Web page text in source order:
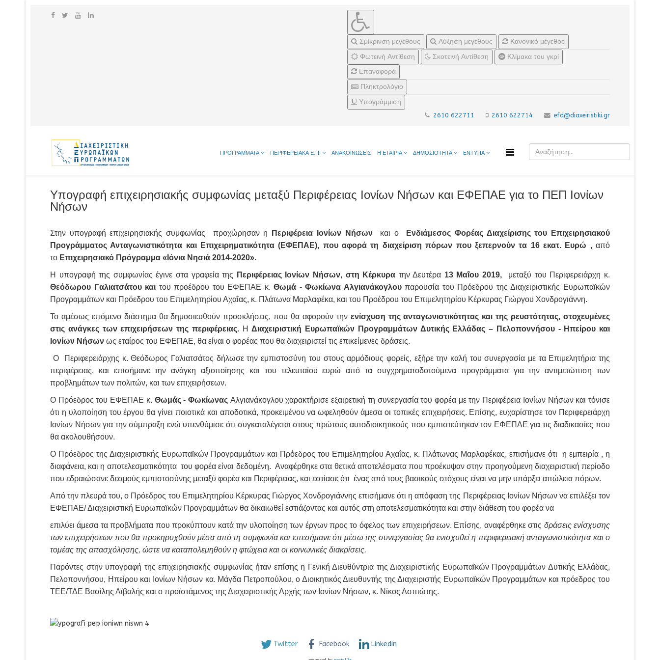
Σμίκρινση μεγέθους Αύξηση μεγέθους
Κανονικό μέγεθος
Φωτεινή Αντίθεση
Σκοτεινή Αντίθεση
Κλίμακα του γκρί
Επαναφορά
Πληκτρολόγιο
Υπογράμμιση
2610 622711 2610 622714 efd@diaxeiristiki.gr
ΠΡΟΓΡΑΜΜΑΤΑ ΠΕΡΙΦΕΡΕΙΑΚΑ Ε.Π. ΑΝΑΚΟΙΝΩΣΕΙΣ Η ΕΤΑΙΡΙΑ ΔΗΜΟΣΙΟΤΗΤΑ ΕΝΤΥΠΑ
Υπογραφή επιχειρησιακής συμφωνίας μεταξύ Περιφέρειας Ιονίων Νήσων και ΕΦΕΠΑΕ για το ΠΕΠ Ιονίων
Νήσων
Στην υπογραφή επιχειρησιακής συμφωνίας προχώρησαν η Περιφέρεια Ιονίων Νήσων και ο
Ενδιάμεσος Φορέας Διαχείρισης του Επιχειρησιακού
Προγράμματος Ανταγωνιστικότητα και Επιχειρηματικότητα (ΕΦΕΠΑΕ), που αφορά τη διαχείριση πόρων που ξεπερνούν τα 16 εκατ. Ευρώ ,από
το Επιχειρησιακό Πρόγραμμα «Ιόνια Νησιά 2014-2020».
Η υπογραφή της συμφωνίας έγινε στα γραφεία της Περιφέρειας Ιονίων Νήσων, στη Κέρκυρα την Δευτέρα 13 Μαΐου 2019, μεταξύ του Περιφερειάρχη κ.
Θεόδωρου Γαλιατσάτου και του προέδρου του ΕΦΕΠΑΕ κ.Θωμά - Φωκίωνα Αλγιανάκογλουπαρουσία του Πρόεδρου της Διαχειριστικής Ευρωπαϊκών
Προγραμμάτων και Πρόεδρου του Επιμελητηρίου Αχαΐας, κ. Πλάτωνα Μαρλαφέκα, και του Προέδρου του Επιμελητηρίου Κέρκυρας Γιώργου Χονδρογιάννη.
Το αμέσως επόμενο διάστημα θα δημοσιευθούν προσκλήσεις, που θα αφορούν την ενίσχυση της ανταγωνιστικότητας και της ρευστότητας, στοχευμένες
στις ανάγκες των επιχειρήσεων της περιφέρειας.ΗΔιαχειριστική Ευρωπαϊκών Προγραμμάτων Δυτικής Ελλάδας – Πελοποννήσου - Ηπείρου και
Ιονίων Νήσων ως εταίρος του ΕΦΕΠΑΕ, θα είναι ο φορέας που θα διαχειριστεί τις επικείμενες δράσεις.
Ο Περιφερειάρχης κ. Θεόδωρος Γαλιατσάτος δήλωσε την εμπιστοσύνη του στους αρμόδιους φορείς, εξήρε την καλή του συνεργασία με τα Επιμελητήρια της
περιφέρειας, και επισήμανε την ανάγκη αξιοποίησης και του τελευταίου ευρώ από τα συγχρηματοδοτούμενα προγράμματα για την αντιμετώπιση των
προβλημάτων των πολιτών, και των επιχειρήσεων.
Ο Πρόεδρος του ΕΦΕΠΑΕ κ. Θωμάς - Φωκίωνας Αλγιανάκογλου χαρακτήρισε εξαιρετική τη συνεργασία του φορέα με την Περιφέρεια Ιονίων Νήσων και τόνισε
ότι η υλοποίηση του έργου θα γίνει ποιοτικά και αποδοτικά, προκειμένου να ωφεληθούν άμεσα οι τοπικές επιχειρήσεις. Επίσης, ευχαρίστησε τον Περιφερειάρχη
Ιονίων Νήσων για την σύμπραξη ενώ υπενθύμισε ότι συγκαταλέγεται στους πρώτους αυτοδιοικητικούς που εμπιστεύτηκαν τον ΕΦΕΠΑΕ για τις διαδικασίες που
θα ακολουθήσουν.
Ο Πρόεδρος της Διαχειριστικής Ευρωπαϊκών Προγραμμάτων και Πρόεδρος του Επιμελητηρίου Αχαΐας, κ. Πλάτωνας Μαρλαφέκας, επισήμανε ότι η εμπειρία , η
διαφάνεια, και η αποτελεσματικότητα του φορέα είναι δεδομένη. Αναφέρθηκε στα θετικά αποτελέσματα που προέκυψαν στην προηγούμενη διαχειριστική περίοδο
που εδραιώσανε δεσμούς εμπιστοσύνης μεταξύ φορέα και Περιφέρειας, και εστίασε ότι ένας από τους βασικούς στόχους είναι να μην υπάρξει απώλεια πόρων.
Από την πλευρά του, ο Πρόεδρος του Επιμελητηρίου Κέρκυρας Γιώργος Χονδρογιάννης επισήμανε ότι η απόφαση της Περιφέρειας Ιονίων Νήσων να επιλέξει τον
ΕΦΕΠΑΕ/ Διαχειριστική Ευρωπαϊκών Προγραμμάτων θα δικαιωθεί εστιάζοντας και αυτός στη αποτελεσματικότητα και στην διάθεση του φορέα να
επιλύει άμεσα τα προβλήματα που προκύπτουν κατά την υλοποίηση των έργων προς το όφελος των επιχειρήσεων. Επίσης, αναφέρθηκε στις δράσεις ενίσχυσης
των επιχειρήσεων που θα προκηρυχθούν μέσα από τη συμφωνία και επεσήμανε ότι μέσω της συνεργασίας θα ενισχυθεί η περιφερειακή ανταγωνιστικότητα και ο
τομέας της απασχόλησης, ώστε να καταπολεμηθούν η φτώχεια και οι κοινωνικές διακρίσεις.
Παρόντες στην υπογραφή της επιχειρησιακής συμφωνίας ήταν επίσης η Γενική Διευθύντρια της Διαχειριστικής Ευρωπαϊκών Προγραμμάτων Δυτικής Ελλάδας,
Πελοποννήσου, Ηπείρου και Ιονίων Νήσων κα. Μάγδα Πετροπούλου, ο Διοικητικός Διευθυντής της Διαχειριστής Ευρωπαϊκών Προγραμμάτων και πρόεδρος του
ΤΕΕ/ΤΔΕ Βασίλης Αϊβαλής και ο προϊστάμενος της Διαχειριστικής Αρχής των Ιονίων Νήσων, κ. Νίκος Ασπιώτης.
Twitter Facebook Linkedin